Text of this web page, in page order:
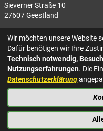
Sieverner Straße 10
27607 Geestland
Rathaus Bad Bederkesa
Am Markt 8
27624 Geestland
Tel.: 04743 937-2300
KONTAKT
IMPRESSUM
Wir möchten unsere Website
Dafür benötigen wir Ihre
Technisch notwendig,
Nutzungserfahrungen. Die
Datenschutzerklärung